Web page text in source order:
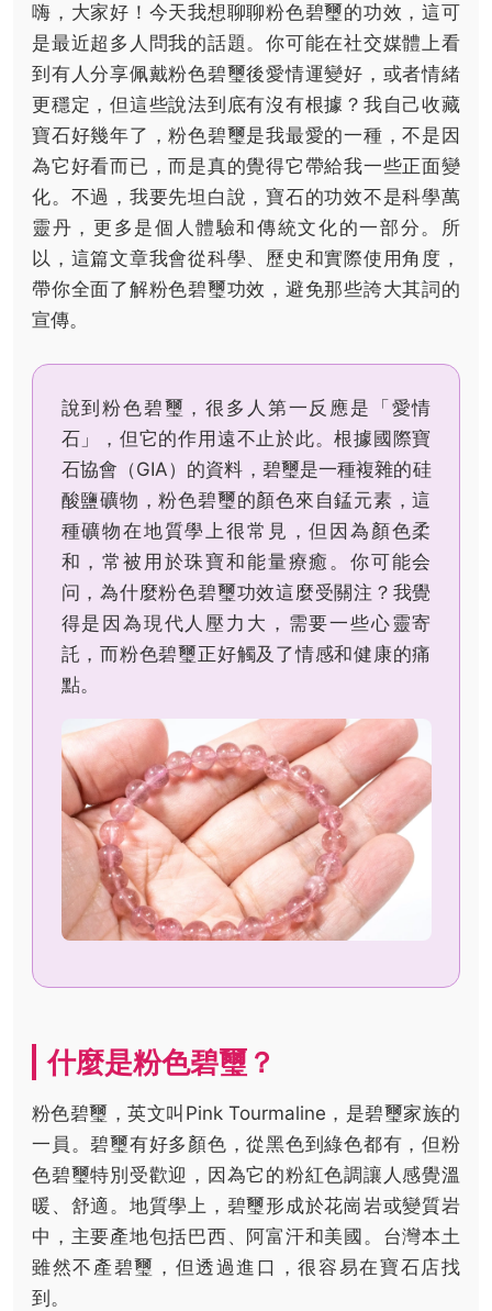
嗨，大家好！今天我想聊聊粉色碧璽的功效，這可
是最近超多人問我的話題。你可能在社交媒體上看
到有人分享佩戴粉色碧璽後愛情運變好，或者情緒
更穩定，但這些說法到底有沒有根據？我自己收藏
寶石好幾年了，粉色碧璽是我最愛的一種，不是因
為它好看而已，而是真的覺得它帶給我一些正面變
化。不過，我要先坦白說，寶石的功效不是科學萬
靈丹，更多是個人體驗和傳統文化的一部分。所
以，這篇文章我會從科學、歷史和實際使用角度，
帶你全面了解粉色碧璽功效，避免那些誇大其詞的
宣傳。
說到粉色碧璽，很多人第一反應是「愛情
石」，但它的作用遠不止於此。根據國際寶
石協會（GIA）的資料，碧璽是一種複雜的硅
酸鹽礦物，粉色碧璽的顏色來自錳元素，這
種礦物在地質學上很常見，但因為顏色柔
和，常被用於珠寶和能量療癒。你可能会
问，為什麼粉色碧璽功效這麼受關注？我覺
得是因為現代人壓力大，需要一些心靈寄
託，而粉色碧璽正好觸及了情感和健康的痛
點。
什麼是粉色碧璽？
粉色碧璽，英文叫Pink Tourmaline，是碧璽家族的
一員。碧璽有好多顏色，從黑色到綠色都有，但粉
色碧璽特別受歡迎，因為它的粉紅色調讓人感覺溫
暖、舒適。地質學上，碧璽形成於花崗岩或變質岩
中，主要產地包括巴西、阿富汗和美國。台灣本土
雖然不產碧璽，但透過進口，很容易在寶石店找
到。